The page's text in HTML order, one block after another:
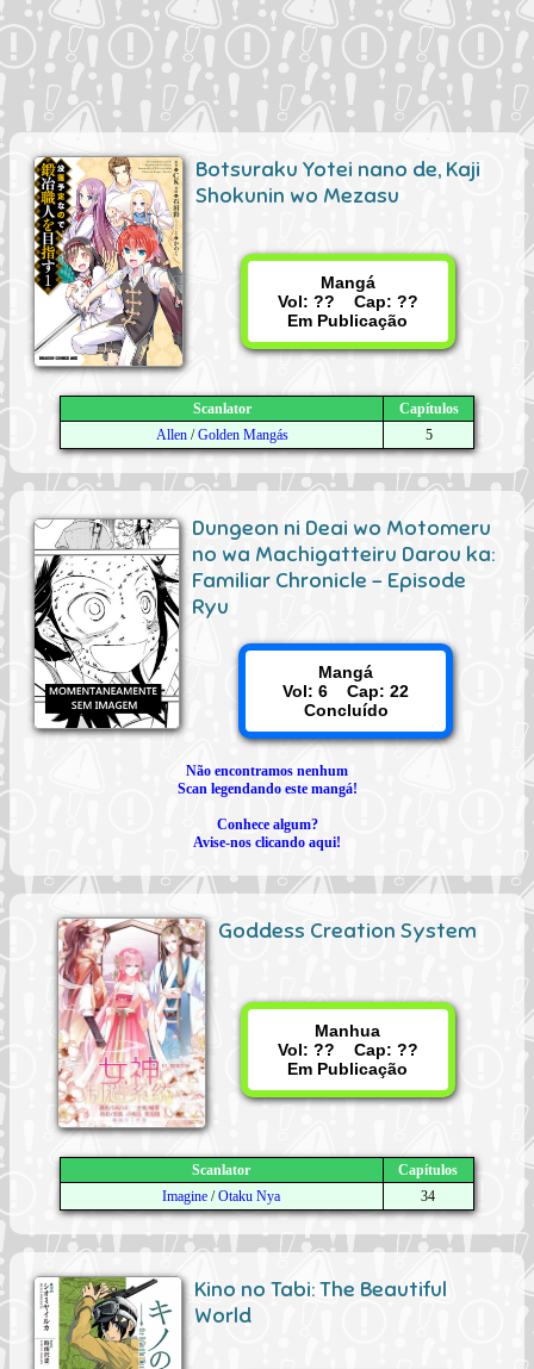
Botsuraku Yotei nano de, Kaji
Shokunin wo Mezasu
Mangá
Vol: ?? Cap: ??
Em Publicação
Scanlator
Capítulos
Allen/Golden Mangás 5
Dungeon ni Deai wo Motomeru
no wa Machigatteiru Darou ka:
Familiar Chronicle - Episode
Ryu
Mangá
Vol: 6 Cap: 22
Concluído
Não encontramos nenhum
Scan legendando este mangá!
Conhece algum?
Avise-nos clicando aqui!
Goddess Creation System
Manhua
Vol: ?? Cap: ??
Em Publicação
Scanlator
Capítulos
Imagine /Otaku Nya 34
Kino no Tabi: The Beautiful
World